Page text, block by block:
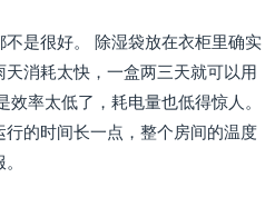
是很好。 除湿袋放在衣柜里确实
消耗太快，一盒两三天就可以用
率太低了，耗电量也低得惊人。
的时间长一点，整个房间的温度